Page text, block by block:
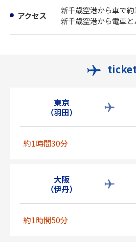
アクセス
新千歳空港から車で
新千歳空港から電車
東京
（羽田）
約1時間30分
大阪
（伊丹）
約1時間50分